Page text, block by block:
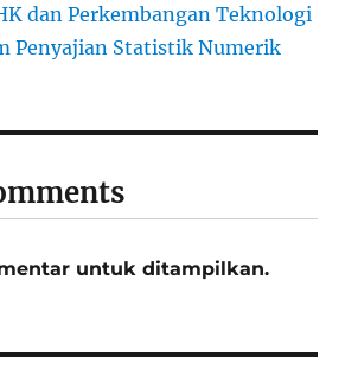
dan Perkembangan Teknologi
Penyajian Statistik Numerik
untuk ditampilkan.